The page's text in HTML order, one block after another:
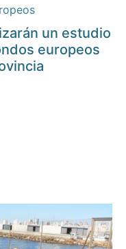
un estudio
europeos